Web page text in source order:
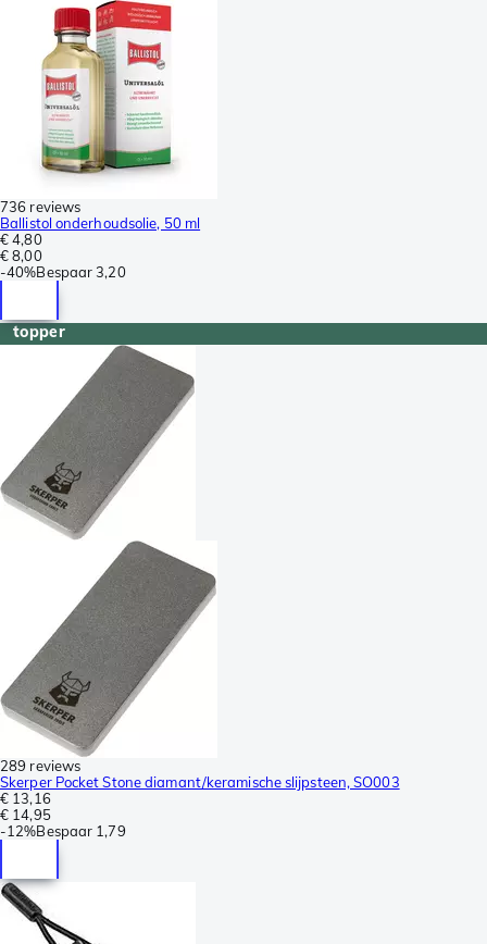
736 reviews
Ballistol onderhoudsolie, 50 ml
€ 4,80
€ 8,00
-40%Bespaar 3,20
topper
289 reviews
Skerper Pocket Stone diamant/keramische slijpsteen, SO003
€ 13,16
€ 14,95
-12%Bespaar 1,79